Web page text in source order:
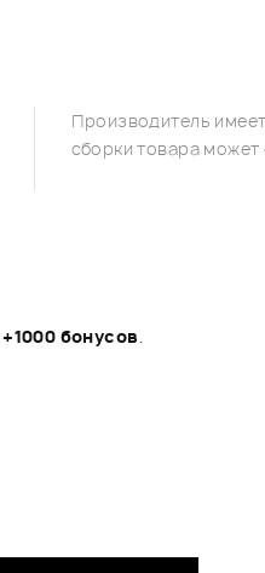
Производитель
сборки товара может
+1000 бонусов.